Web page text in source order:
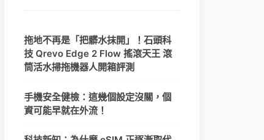
拖地不再是「把髒水抹開」！石頭科
技 Qrevo Edge 2 Flow 搖滾天王 滾
筒活水掃拖機器人開箱評測
手機安全健檢：這幾個設定沒關，個
資可能早就在外流！